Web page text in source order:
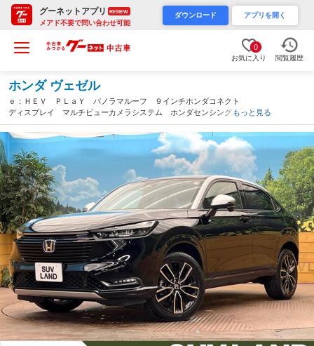
グーネットアプリ RENEW
メアド不要で問い合わせ可能
ダウンロード アプリを開く
0
お気に入り 閲覧履歴
ホンダ ヴェゼル
ｅ：ＨＥＶ ＰＬａＹ パノラマルーフ ９インチホンダコネクト
ディスプレイ マルチビューカメラシステム ホンダセンシング
レーダークルーズ 禁煙車 パワーバックドア ハーフレザーシー
ト ＬＥＤヘッドライト ＥＴＣ２．０（大阪府）
もっと見る